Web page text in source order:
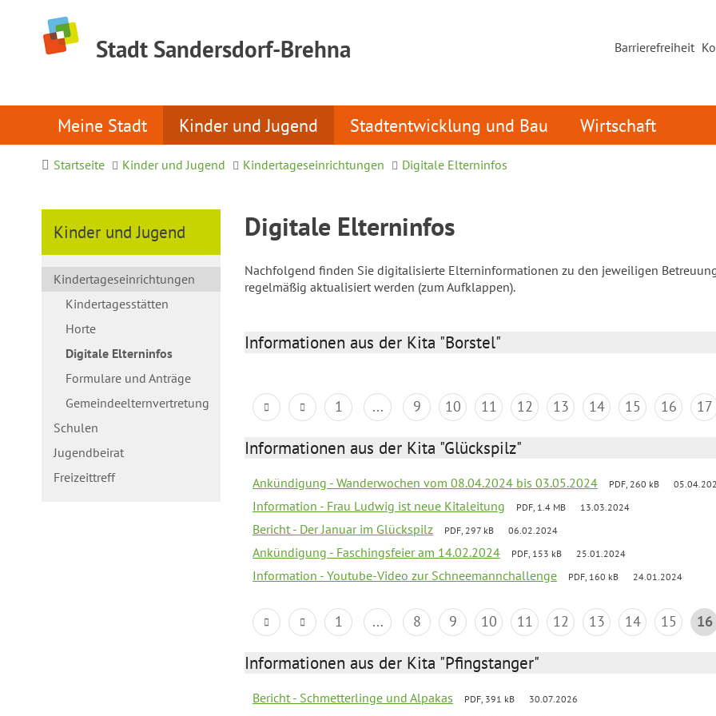
Stadt Sandersdorf-Brehna Barrierefreiheit
Meine Stadt Kinder und Jugend Stadtentwicklung und Bau Wirtschaft
Startseite Kinder und Jugend Kindertageseinrichtungen Digitale Elterninfos
Kinder und Jugend
Kindertageseinrichtungen
Kindertagesstätten
Horte
Digitale Elterninfos
Formulare und Anträge
Gemeindeelternvertretung
Schulen
Jugendbeirat
Freizeittreff
Digitale Elterninfos
Nachfolgend finden Sie digitalisierte Elterninformationen zu den jeweiligen
regelmäßig aktualisiert werden (zum Aufklappen).
Informationen aus der Kita "Borstel"
1 ... 9 10 11 12 13 14 15 16 17
Informationen aus der Kita "Glückspilz"
Ankündigung - Wanderwochen vom 08.04.2024 bis 03.05.2024 PDF, 260 kB
Information - Frau Ludwig ist neue Kitaleitung PDF, 1.4 MB 13.03.2024
Bericht - Der Januar im Glückspilz PDF, 297 kB 06.02.2024
Ankündigung - Faschingsfeier am 14.02.2024 PDF, 153 kB 25.01.2024
Information - Youtube-Video zur Schneemannchallenge PDF, 160 kB 24.01.2024
1 ... 8 9 10 11 12 13 14 15 16
Informationen aus der Kita "Pfingstanger"
Bericht - Schmetterlinge und Alpakas PDF, 391 kB 30.07.2026